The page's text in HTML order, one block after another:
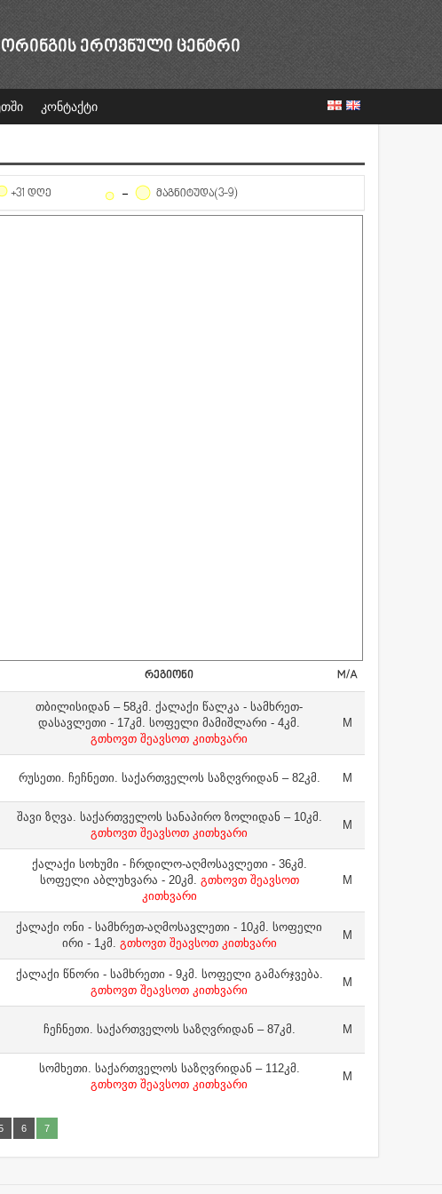
ᲔᲠᲝᲕᲜᲣᲚᲘ ᲪᲔᲜᲢᲠᲘ
კონტაქტი
+31 ᲓᲦᲔ ᲛᲐᲒᲜᲘᲢᲣᲓᲐ(3-9)
ᲠᲔᲒᲘᲝᲜᲘ M/A
თბილისიდან – 58კმ. ქალაქი წალკა - სამხრეთ-
დასავლეთი - 17კმ. სოფელი მამიშლარი - 4კმ.
გთხოვთ შეავსოთ კითხვარი
M
რუსეთი. ჩეჩნეთი. საქართველოს საზღვრიდან – 82კმ. M
შავი ზღვა. საქართველოს სანაპირო ზოლიდან – 10კმ.
გთხოვთ შეავსოთ კითხვარი
M
ქალაქი სოხუმი - ჩრდილო-აღმოსავლეთი - 36კმ.
სოფელი აბლუხვარა - 20კმ. გთხოვთ შეავსოთ
კითხვარი
M
ქალაქი ონი - სამხრეთ-აღმოსავლეთი - 10კმ. სოფელი
ირი - 1კმ. გთხოვთ შეავსოთ კითხვარი
M
ქალაქი წნორი - სამხრეთი - 9კმ. სოფელი გამარჯვება.
გთხოვთ შეავსოთ კითხვარი
M
ჩეჩნეთი. საქართველოს საზღვრიდან – 87კმ. M
სომხეთი. საქართველოს საზღვრიდან – 112კმ.
გთხოვთ შეავსოთ კითხვარი
M
6 7